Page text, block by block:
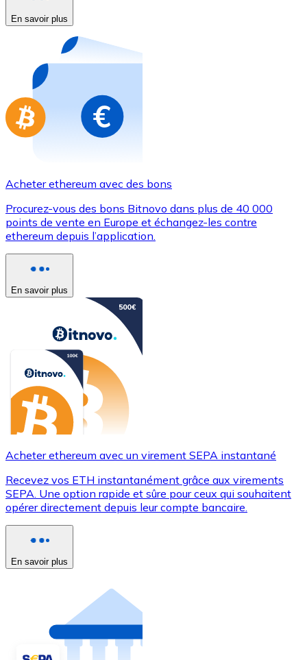
Nouveau
Achetez des cartes-cadeaux de vos marques
Aller à la boutique de cartes-cadeaux
En savoir plus
Acheter ethereum avec des bons
Procurez-vous des bons Bitnovo dans plus de 40 000
points de vente en Europe et échangez-les contre
ethereum depuis l’application.
En savoir plus
Acheter ethereum avec un virement SEPA instantané
Recevez vos ETH instantanément grâce aux virements
SEPA. Une option rapide et sûre pour ceux qui souhaitent
opérer directement depuis leur compte bancaire.
En savoir plus